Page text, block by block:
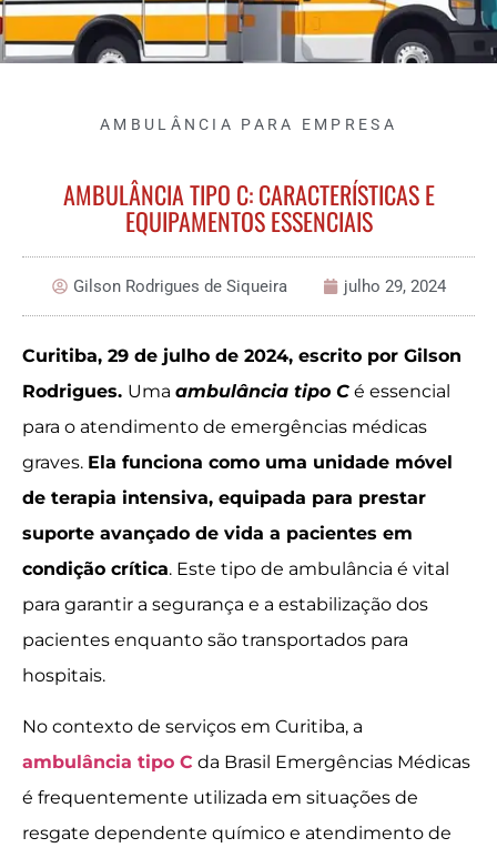
AMBULÂNCIA PARA EMPRESA
AMBULÂNCIA TIPO C: CARACTERÍSTICAS E
EQUIPAMENTOS ESSENCIAIS
Gilson Rodrigues de Siqueira julho 29, 2024
Curitiba, 29 de julho de 2024, escrito por Gilson
Rodrigues. Uma ambulância tipo C é essencial
para o atendimento de emergências médicas
graves. Ela funciona como uma unidade móvel
de terapia intensiva, equipada para prestar
suporte avançado de vida a pacientes em
condição crítica. Este tipo de ambulância é vital
para garantir a segurança e a estabilização dos
pacientes enquanto são transportados para
hospitais.
No contexto de serviços em Curitiba, a
ambulância tipo C da Brasil Emergências Médicas
é frequentemente utilizada em situações de
resgate dependente químico e atendimento de